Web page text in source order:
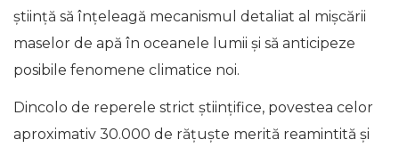
știință să înțeleagă mecanismul detaliat al mișcării
maselor de apă în oceanele lumii și să anticipeze
posibile fenomene climatice noi.
Dincolo de reperele strict științifice, povestea celor
aproximativ 30.000 de rățuște merită reamintită și